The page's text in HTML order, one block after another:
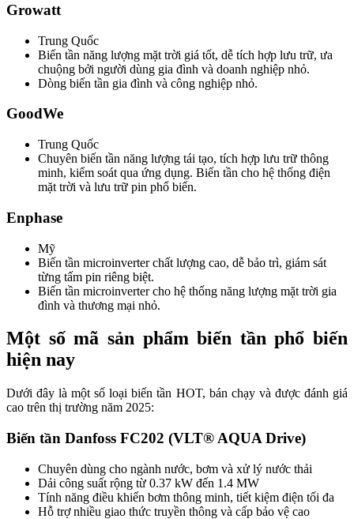
Growatt
Trung Quốc
Biến tần năng lượng mặt trời giá tốt, dễ tích hợp lưu trữ, ưa
chuộng bởi người dùng gia đình và doanh nghiệp nhỏ.
Dòng biến tần gia đình và công nghiệp nhỏ.
GoodWe
Trung Quốc
Chuyên biến tần năng lượng tái tạo, tích hợp lưu trữ thông
minh, kiểm soát qua ứng dụng. Biến tần cho hệ thống điện
mặt trời và lưu trữ pin phổ biến.
Enphase
Mỹ
Biến tần microinverter chất lượng cao, dễ bảo trì, giám sát
từng tấm pin riêng biệt.
Biến tần microinverter cho hệ thống năng lượng mặt trời gia
đình và thương mại nhỏ.
Một số mã sản phẩm biến tần phổ biến
hiện nay
Dưới đây là một số loại biến tần HOT, bán chạy và được đánh giá
cao trên thị trường năm 2025:
Biến tần Danfoss FC202 (VLT® AQUA Drive)
Chuyên dùng cho ngành nước, bơm và xử lý nước thải
Dải công suất rộng từ 0.37 kW đến 1.4 MW
Tính năng điều khiển bơm thông minh, tiết kiệm điện tối đa
Hỗ trợ nhiều giao thức truyền thông và cấp bảo vệ cao